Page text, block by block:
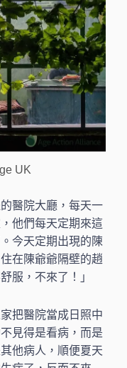
UK
醫院大廳，每天一
他們每天定期來這
今天定期出現的陳
在陳爺爺隔壁的趙
服，不來了！」
把醫院當成日照中
見得是看病，而是
他病人，順便夏天